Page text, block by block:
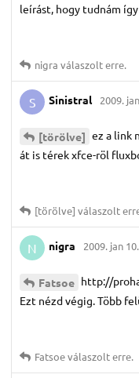
leírást, hogy tudnám
nigra válaszolt erre.
S Sinistral 2009.
[törölve] ez a link
át is térek xfce-röl
[törölve] válaszolt
N nigra 2009. jan 10.
Fatsoe http://
Ezt nézd végig. Több
Fatsoeválaszolt erre.